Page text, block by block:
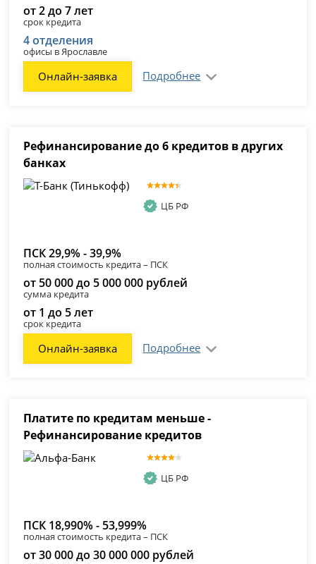
от 2 до 7 лет
срок кредита
4 отделения
офисы в Ярославле
Онлайн-заявка Подробнее
Рефинансирование до 6 кредитов в других
банках
ЦБ РФ
ПСК 29,9% - 39,9%
полная стоимость кредита – ПСК
от 50 000 до 5 000 000 рублей
сумма кредита
от 1 до 5 лет
срок кредита
Онлайн-заявка Подробнее
Платите по кредитам меньше -
Рефинансирование кредитов
ЦБ РФ
ПСК 18,990% - 53,999%
полная стоимость кредита – ПСК
от 30 000 до 30 000 000 рублей